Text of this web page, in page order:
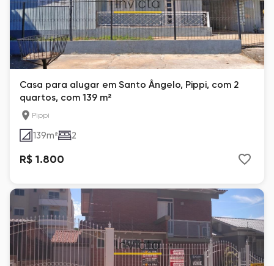
Casa para alugar em Santo Ângelo, Pippi, com 2
quartos, com 139 m²
Pippi
139m² 2
R$ 1.800